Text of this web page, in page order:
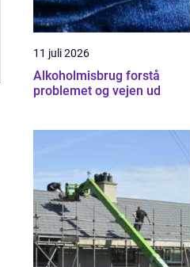
11 juli 2026
Alkoholmisbrug forstå
problemet og vejen ud